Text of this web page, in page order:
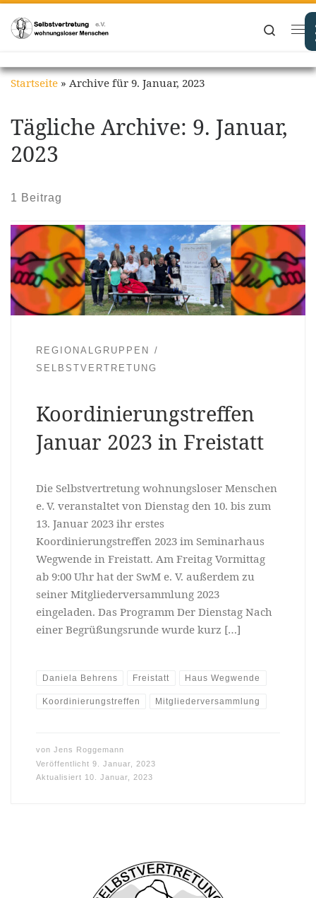
Zum Inhalt springen
Search
Startseite » Archive für 9. Januar, 2023
Tägliche Archive: 9. Januar,
2023
1 Beitrag
REGIONALGRUPPEN
SELBSTVERTRETUNG
Koordinierungstreffen
Januar 2023 in Freistatt
Die Selbstvertretung wohnungsloser Menschen
e. V. veranstaltet von Dienstag den 10. bis zum
13. Januar 2023 ihr erstes
Koordinierungstreffen 2023 im Seminarhaus
Wegwende in Freistatt. Am Freitag Vormittag
ab 9:00 Uhr hat der SwM e. V. außerdem zu
seiner Mitgliederversammlung 2023
eingeladen. Das Programm Der Dienstag Nach
einer Begrüßungsrunde wurde kurz […]
Daniela Behrens Freistatt Haus Wegwende
Koordinierungstreffen Mitgliederversammlung
von Jens Roggemann
Veröffentlicht 9. Januar, 2023
Aktualisiert 10. Januar, 2023